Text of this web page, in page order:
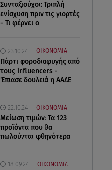
Συνταξιούχοι: Τριπλή
ενίσχυση πριν τις γιορτές
- Τι φέρνει ο
23.10.24 ΟΙΚΟΝΟΜΙΑ
Πάρτι φοροδιαφυγής από
τους influencers -
Έπιασε δουλειά η ΑΑΔΕ
22.10.24 ΟΙΚΟΝΟΜΙΑ
Μείωση τιμών: Τα 123
προϊόντα που θα
πωλούνται φθηνότερα
18.09.24 ΟΙΚΟΝΟΜΙΑ